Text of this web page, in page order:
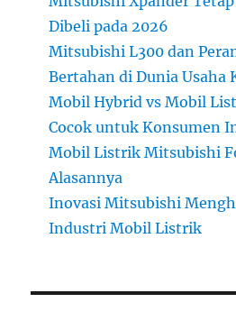
Dibeli pada 2026
Mitsubishi L300 dan
Bertahan di Dunia Usaha
Mobil Hybrid vs Mobil
Cocok untuk Konsumen
Mobil Listrik Mitsubishi
Alasannya
Inovasi Mitsubishi
Industri Mobil Listrik